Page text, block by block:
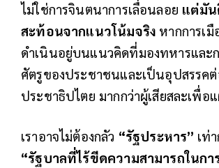
ไม่ใช่การจินตนาการเลื่อนลอย แต่มั
สะท้อนจากแนวโน้มจริง หากการเมื
ดำเนินอยู่บนแนวคิดที่มองทหารและ
ศัตรูของประชาชนและเป็นอุปสรรค
ประชาธิปไตย มากกว่าผู้เสียสละเพื่อ
เราอาจไม่ต้องกลัว “รัฐประหาร” เท่
“รัฐบาลที่ไร้ขีดความสามารถในกา